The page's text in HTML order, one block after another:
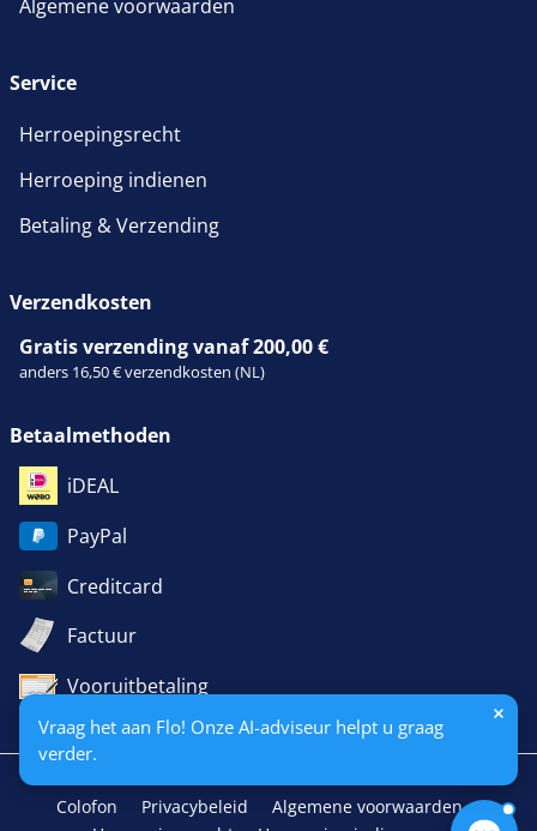
Vraag het aan Flo! Onze AI-adviseur helpt u graag
verder.
Algemene voorwaarden
Service
Herroepingsrecht
Herroeping indienen
Betaling & Verzending
Verzendkosten
Gratis verzending vanaf 200,00 €
anders 16,50 € verzendkosten (NL)
Betaalmethoden
iDEAL
PayPal
Creditcard
Factuur
Vooruitbetaling
Colofon Privacybeleid
Algemene voorwaarden